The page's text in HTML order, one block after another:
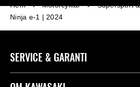
Hem Motorcyklar
Supersport
Ninja e-1 | 2024
SERVICE & GARANTI
Kontakta oss